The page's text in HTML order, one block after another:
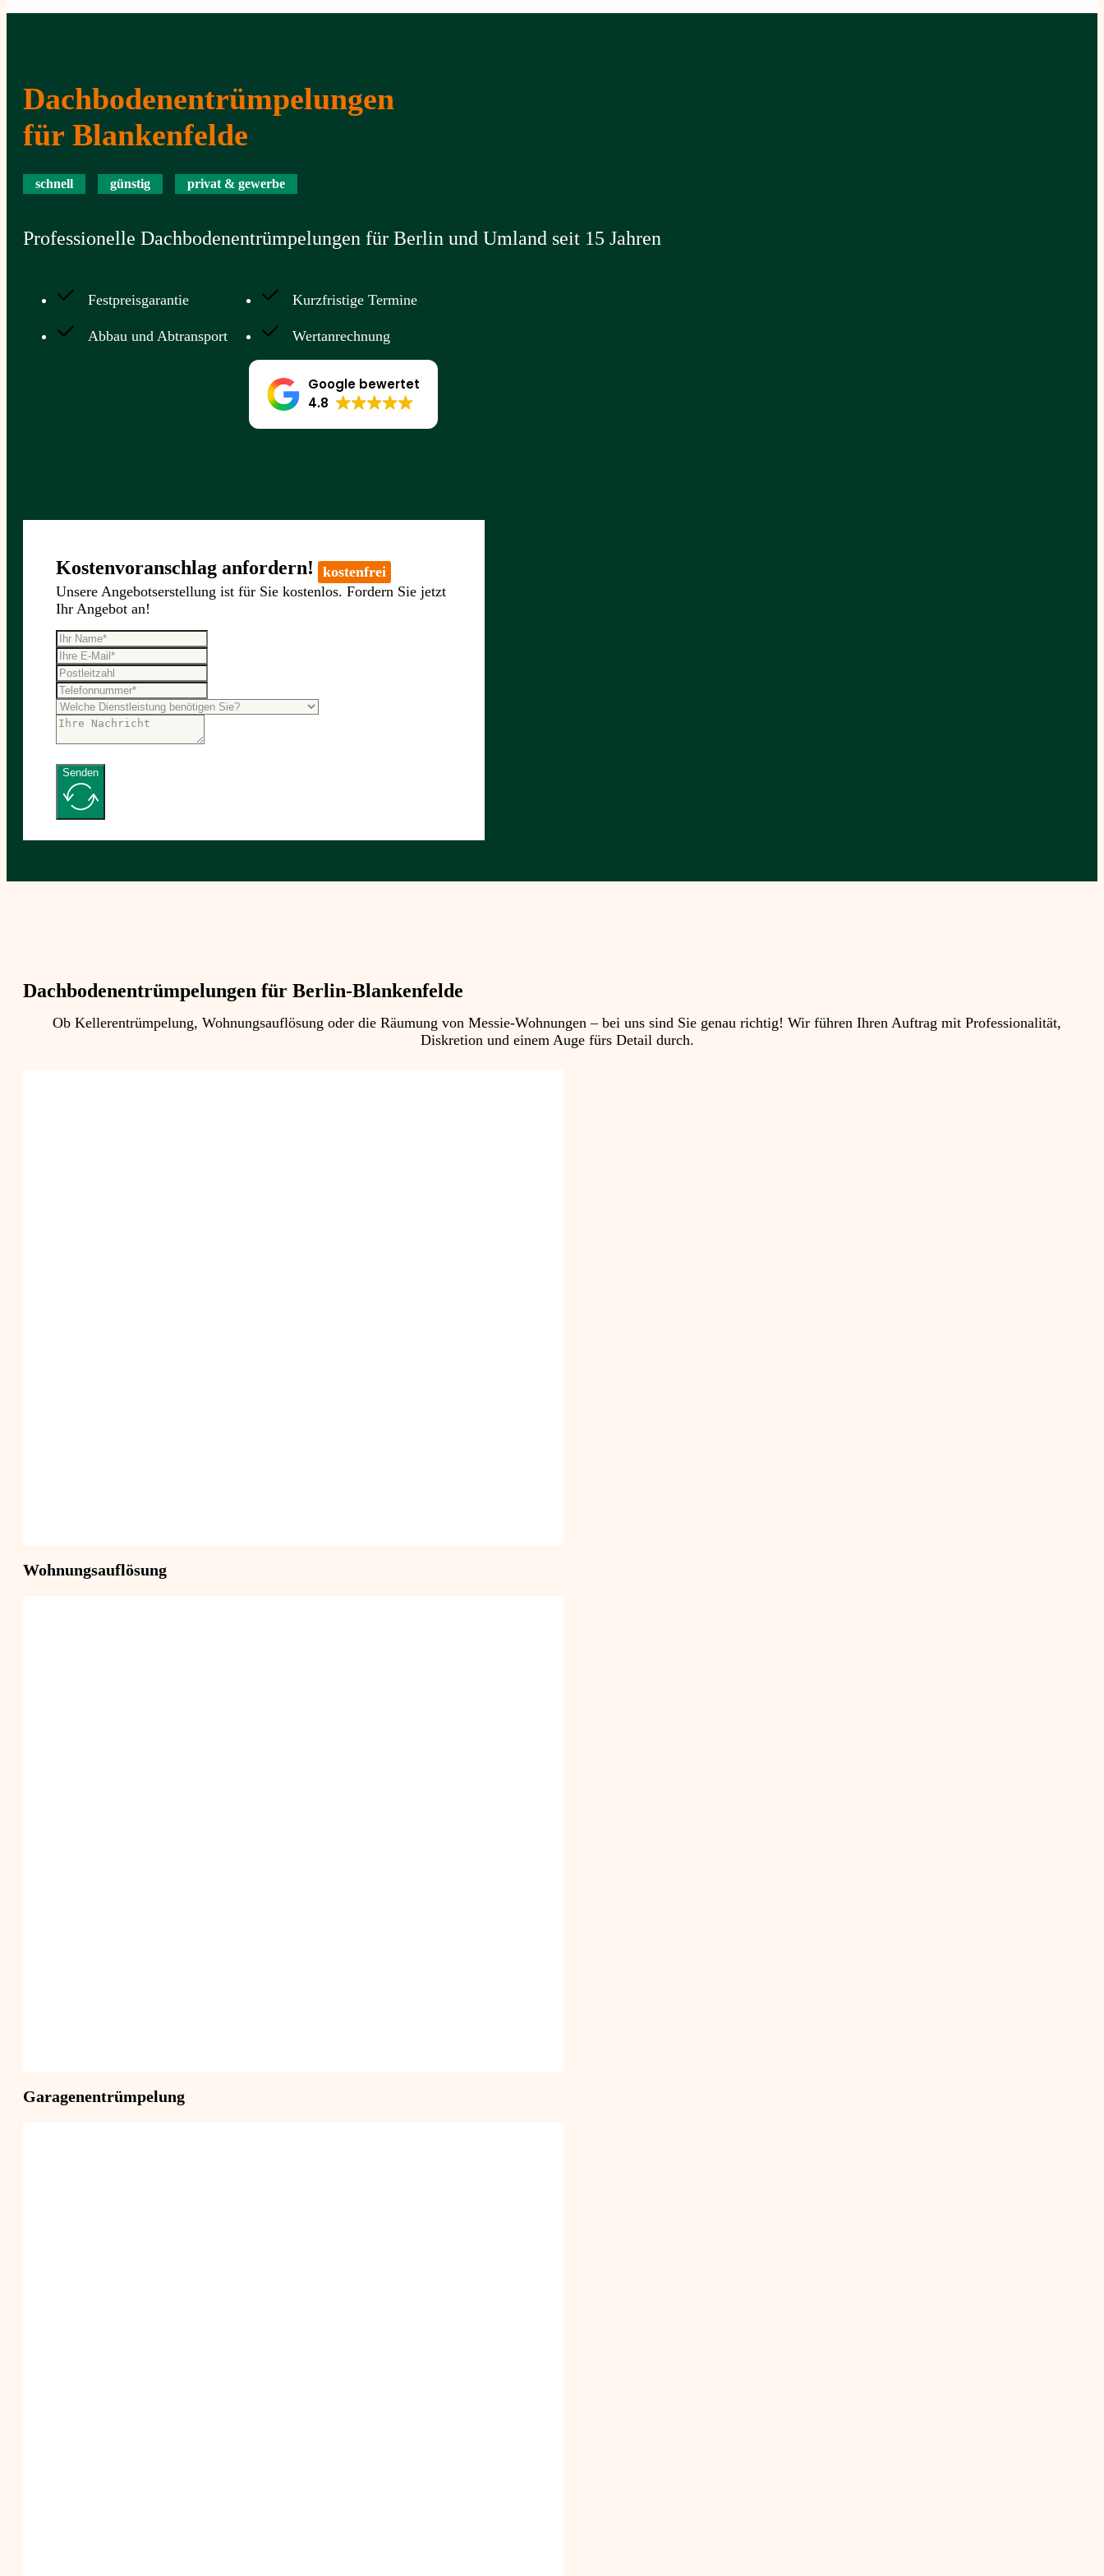
Dachbodenentrümpelungen
für Blankenfelde
schnell günstig privat & gewerbe
Professionelle Dachbodenentrümpelungen für Berlin und Umland seit 15 Jahren
Festpreisgarantie
Abbau und Abtransport
Kurzfristige Termine
Wertanrechnung
Google bewertet
4.8
Kostenvoranschlag anfordern!
kostenfrei
Unsere Angebotserstellung ist für Sie kostenlos. Fordern Sie jetzt
Ihr Angebot an!
Senden
Dachbodenentrümpelungen für Berlin-Blankenfelde
Ob Kellerentrümpelung, Wohnungsauflösung oder die Räumung von Messie-Wohnungen – bei uns sind Sie genau richtig! Wir führen Ihren Auftrag mit Professionalität,
Diskretion und einem Auge fürs Detail durch.
Wohnungsauflösung
Garagenentrümpelung